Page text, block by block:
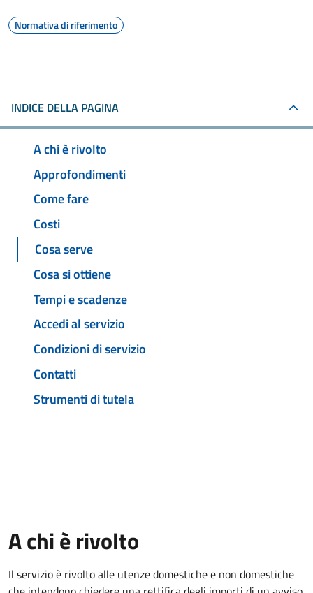
Normativa di riferimento
INDICE DELLA PAGINA
A chi è rivolto
Approfondimenti
Come fare
Costi
Cosa serve
Cosa si ottiene
Tempi e scadenze
Accedi al servizio
Condizioni di servizio
Contatti
Strumenti di tutela
A chi è rivolto
Il servizio è rivolto alle utenze domestiche e non domestiche